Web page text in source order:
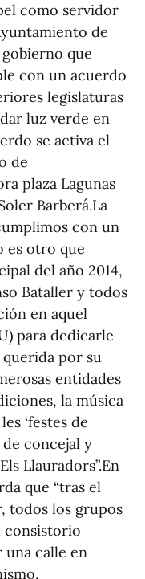
como servidor
de
que
con un acuerdo
legislaturas
luz verde en
se activa el
de
plaza Lagunas
Barberá.La
con un
es otro que
del año 2014,
Bataller y todos
en aquel
para dedicarle
querida por su
entidades
la música
‘festes de
de concejal y
Llauradors”.En
que “tras el
todos los grupos
consistorio
una calle en